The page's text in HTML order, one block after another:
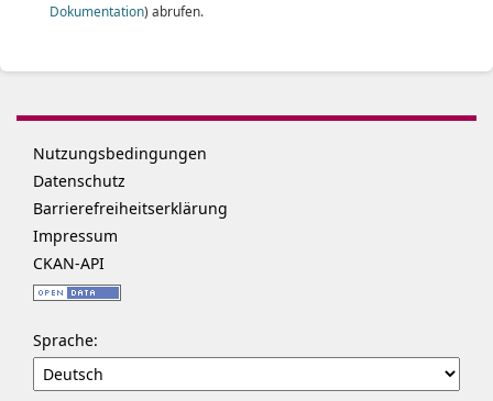
Dokumentation) abrufen.
Nutzungsbedingungen
Datenschutz
Barrierefreiheitserklärung
Impressum
CKAN-API
Sprache